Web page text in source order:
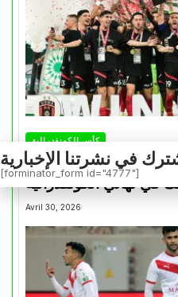
كأس الكونفدرالية
لإتحاد العاصمة قبل
في نهائي الكونفدرالية
Avril 30, 2026
[forminator_form id="4777"]